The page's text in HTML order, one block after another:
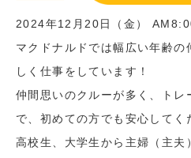
2024年12月20日（金）
マクドナルドでは幅広い年齢の
しく仕事をしています！
仲間思いのクルーが多く、トレ
で、初めての方でも安心してく
高校生、大学生から主婦（主夫